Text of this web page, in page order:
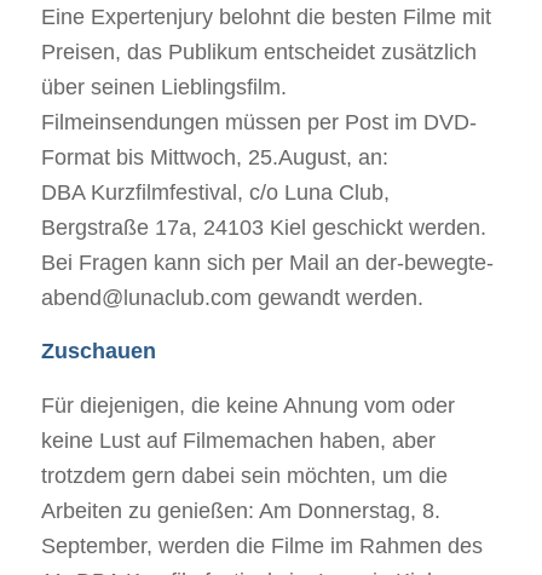
Eine Expertenjury belohnt die besten Filme mit
Preisen, das Publikum entscheidet zusätzlich
über seinen Lieblingsfilm.
Filmeinsendungen müssen per Post im DVD-
Format bis Mittwoch, 25.August, an:
DBA Kurzfilmfestival, c/o Luna Club,
Bergstraße 17a, 24103 Kiel geschickt werden.
Bei Fragen kann sich per Mail an der-bewegte-
abend@lunaclub.com gewandt werden.
Zuschauen
Für diejenigen, die keine Ahnung vom oder
keine Lust auf Filmemachen haben, aber
trotzdem gern dabei sein möchten, um die
Arbeiten zu genießen: Am Donnerstag, 8.
September, werden die Filme im Rahmen des